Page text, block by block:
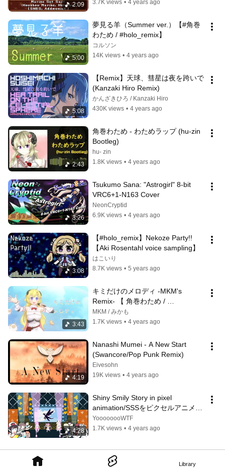
Library
2:09
3.7K views • 4 years ago
5:00
夢見る羊（Summer ver.）【#角巻
わため / #holo_remix】
コルソン
14K views • 4 years ago
5:08
【Remix】天球、彗星は夜を跨いで
(Kanzaki Hiro Remix)
かんざきひろ / Kanzaki Hiro
430K views • 4 years ago
2:43
角巻わため - わためラップ (hu-zin
Bootleg)
hu- zin
1.8K views • 4 years ago
3:26
Tsukumo Sana: "Astrogirl" 8-bit
VRC6+1-N163 Cover
NeonCryptid
6.9K views • 4 years ago
3:08
【#holo_remix】Nekoze Party!!
【Aki Rosentahl voice sampling】
はこいり
8.7K views • 5 years ago
3:43
キミだけのメロディ -MKM's
Remix- 【 角巻わため /
#holo_remix 】
MKM / みかも
1.7K views • 4 years ago
4:19
Nanashi Mumei - A New Start
(Swancore/Pop Punk Remix)
Eivesohn
19K views • 4 years ago
4:28
Shiny Smily Story in pixel
animation/SSSをピクセルアニメー
ションにしてみた/我把SSS做成像
素動畫了[Hololive Pixel Animation]
YoooooooWTF
1.7K views • 4 years ago